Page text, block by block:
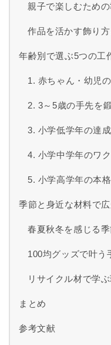
親子で楽しむため
作品を活かす飾り
年齢別で選ぶ5つの工
1. 赤ちゃん・幼児
2. 3～5歳の手先を
3. 小学低学年の達
4. 小学中学年のワ
5. 小学高学年の本
季節と身近な材料で
春夏秋冬を感じる
100均グッズで叶う
リサイクル材で学
まとめ
参考文献